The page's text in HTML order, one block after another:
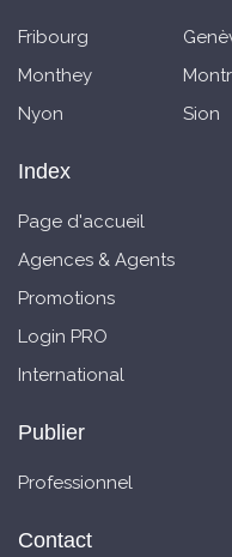
Fribourg
Monthey
Nyon
Sion
Index
Page d'accueil
Agences & Agents
Promotions
Login PRO
International
Publier
Professionnel
Contact